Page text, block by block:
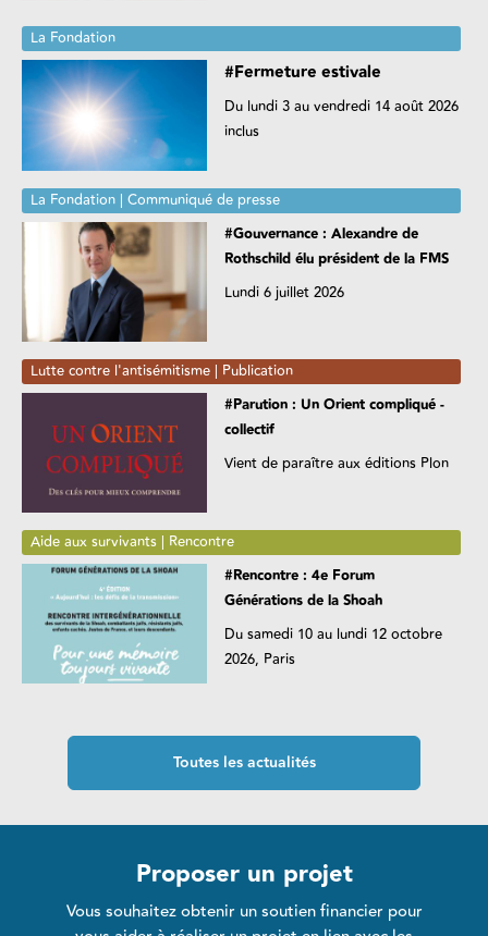
La Fondation
#Fermeture estivale
Du lundi 3 au vendredi 14 août 2026
inclus
La Fondation | Communiqué de presse
#Gouvernance : Alexandre de
Rothschild élu président de la FMS
Lundi 6 juillet 2026
Lutte contre l'antisémitisme | Publication
#Parution : Un Orient compliqué -
collectif
Vient de paraître aux éditions Plon
Aide aux survivants | Rencontre
#Rencontre : 4e Forum
Générations de la Shoah
Du samedi 10 au lundi 12 octobre
2026, Paris
Toutes les actualités
Proposer un projet
Vous souhaitez obtenir un soutien financier pour